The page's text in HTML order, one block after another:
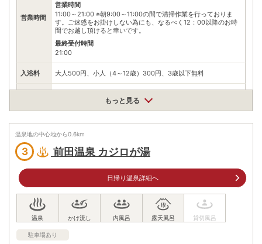
営業時間
営業時間
11:00～21:00 ※朝9:00～11:00の間で清掃作業を行っておりま
す。ご迷惑をお掛けしない為にも、なるべく12：00以降のお時
間でお越し頂けると幸いです。
最終受付時間
21:00
入浴料 大人500円、小人（4～12歳）300円、3歳以下無料
アクセス
鹿児島県霧島市牧園町三体堂1824-41
車
九州自動車道栗野ICから広域農道を霧島温泉郷方面へ20km
JR肥薩線霧島温泉駅からタクシーで20分
駐車場 無料（100台）
電話番号 0995769336
※ 掲載情報は変更になる場合があります。最新の内容はご利用前にご自身でお
もっと見る
温泉地の中心地から0.6km
3 前田温泉 カジロが湯
日帰り温泉詳細へ
駐車場あり